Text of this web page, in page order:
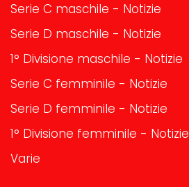
Serie C maschile - Notizie
Serie D maschile - Notizie
1° Divisione maschile - Notizie
Serie C femminile - Notizie
Serie D femminile - Notizie
1° Divisione femminile - Notizie
Varie